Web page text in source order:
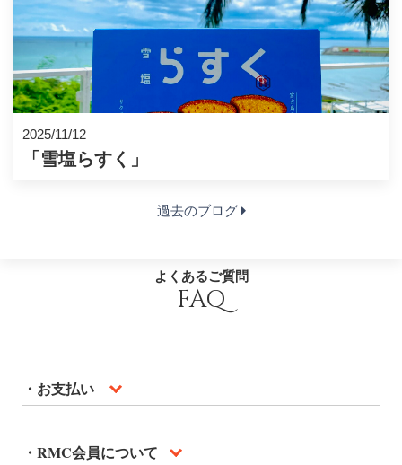
2025/11/12
「雪塩らすく」
過去のブログ
よくあるご質問
FAQ
・お支払い
・RMC会員について